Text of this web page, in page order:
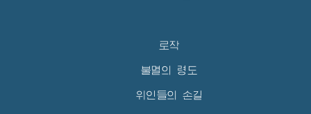
로작
불멸의 령도
위인들의 손길